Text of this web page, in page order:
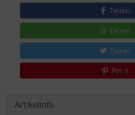
Teilen
Teilen
Tweet
Pin it
Artikelinfo